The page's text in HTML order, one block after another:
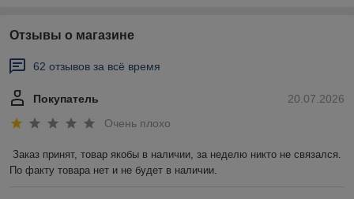
Отзывы о магазине
62 отзывов за всё время
20.07.2026
Покупатель
Очень плохо
Заказ принят, товар якобы в наличии, за неделю никто не связался.
По факту товара нет и не будет в наличии.